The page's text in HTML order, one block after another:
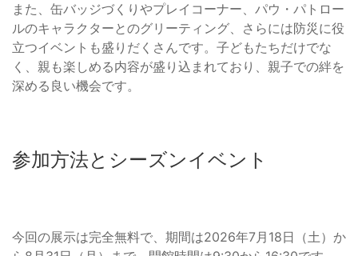
また、缶バッジづくりやプレイコーナー、パウ・パトロー
ルのキャラクターとのグリーティング、さらには防災に役
立つイベントも盛りだくさんです。子どもたちだけでな
く、親も楽しめる内容が盛り込まれており、親子での絆を
深める良い機会です。
参加方法とシーズンイベント
今回の展示は完全無料で、期間は2026年7月18日（土）か